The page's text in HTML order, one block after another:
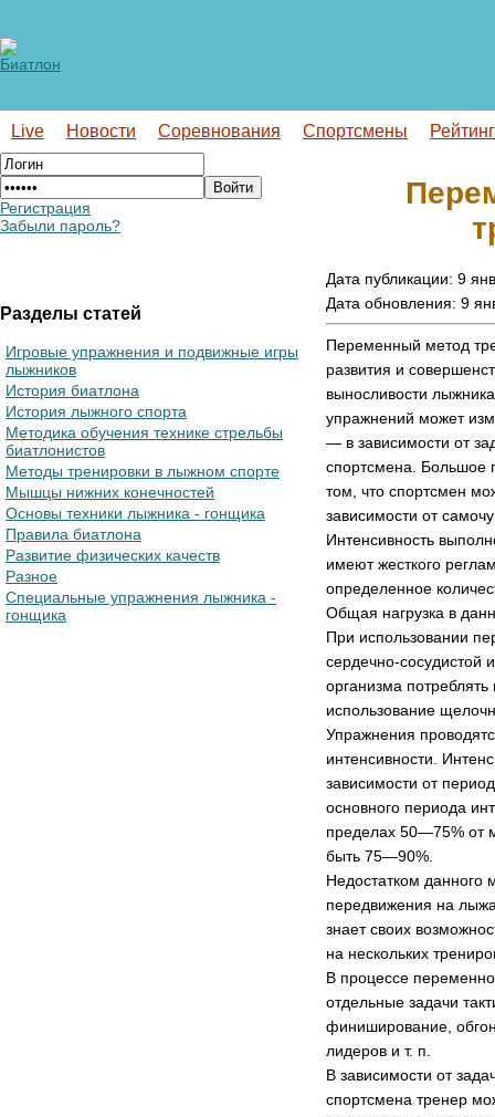
Live Новости Соревнования Спортсмены
Регистрация
Забыли пароль?
Разделы статей
Игровые упражнения и подвижные игры
лыжников
История биатлона
История лыжного спорта
Методика обучения технике стрельбы
биатлонистов
Методы тренировки в лыжном спорте
Мышцы нижних конечностей
Основы техники лыжника - гонщика
Правила биатлона
Развитие физических качеств
Разное
Специальные упражнения лыжника -
гонщика
Дата публикации: 9
Дата обновления: 9
Переменный метод
развития и
выносливости
упражнений может
— в зависимости от
спортсмена. Большое
том, что спортсмен
зависимости от
Интенсивность
имеют жесткого
определенное
Общая нагрузка в
При использовании
сердечно-сосудистой
организма
использование
Упражнения
интенсивности.
зависимости от
основного периода
пределах 50—75% от
быть 75—90%.
Недостатком данного
передвижения на
знает своих
на нескольких
В процессе
отдельные задачи
финиширование,
лидеров и т. п.
В зависимости от
спортсмена тренер